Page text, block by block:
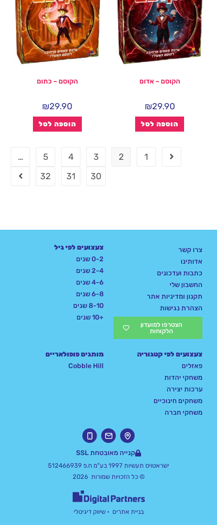
הקוסם – אדום
₪29.90
הוספה לסל
הקוסם – כתום
₪29.90
הוספה לסל
1
2
3
4
5
…
30
31
32
צרו קשר
אדותינו
כתבות ועדכונים
החשבון שלי
תקנון ומדיניות אתר
הצהרת נגישות
הצטרפו למועדון
הלקוחות
צעצועים לפי גיל
0-2 שנים
2-4 שנים
4-6 שנים
6-8 שנים
8-10 שנים
+10 שנים
צעצועים לפי קטגוריה
פאזלים
משחקי יהדות
ערכות יצירה
משחקים חינוכיים
משחקי חברה
מותגים פופולאריים
Cobble Hill
קנייה מאובטחת SSL
ישראטויס תעשיות 1997 בע"מ ח.פ 512466939
© כל הזכויות שמורות 2026
בניית אתרים • שיווק דיגיטלי